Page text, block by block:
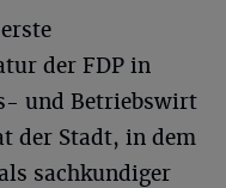
der FDP in
und Betriebswirt
der Stadt, in dem
sachkundiger